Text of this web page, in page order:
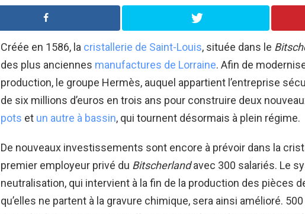
Créée en 1586, la cristallerie de Saint-Louis, située dans le
des plus anciennes manufactures de Lorraine. Afin de
production, le groupe Hermès, auquel appartient l’entreprise
de six millions d’euros en trois ans pour construire deux
pots et un autre à bassin, qui tournent désormais à plein régime.
De nouveaux investissements sont encore à prévoir dans la
premier employeur privé du Bitscherlandavec 300 salariés. Le
neutralisation, qui intervient à la fin de la production des pièces
qu’elles ne partent à la gravure chimique, sera ainsi amélioré.